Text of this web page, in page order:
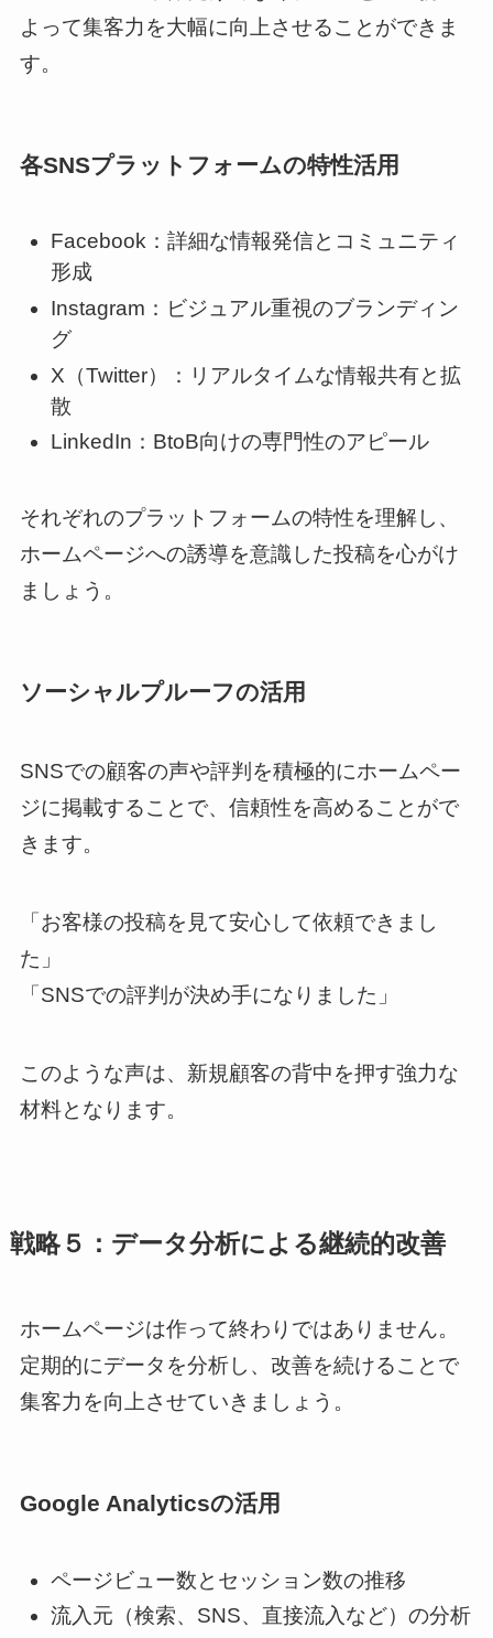
よって集客力を大幅に向上させることができま
す。
各SNSプラットフォームの特性活用
Facebook：詳細な情報発信とコミュニティ
形成
Instagram：ビジュアル重視のブランディン
グ
X（Twitter）：リアルタイムな情報共有と拡
散
LinkedIn：BtoB向けの専門性のアピール
それぞれのプラットフォームの特性を理解し、
ホームページへの誘導を意識した投稿を心がけ
ましょう。
ソーシャルプルーフの活用
SNSでの顧客の声や評判を積極的にホームペー
ジに掲載することで、信頼性を高めることがで
きます。
「お客様の投稿を見て安心して依頼できまし
た」
「SNSでの評判が決め手になりました」
このような声は、新規顧客の背中を押す強力な
材料となります。
戦略５：データ分析による継続的改善
ホームページは作って終わりではありません。
定期的にデータを分析し、改善を続けることで
集客力を向上させていきましょう。
Google Analyticsの活用
ページビュー数とセッション数の推移
流入元（検索、SNS、直接流入など）の分析